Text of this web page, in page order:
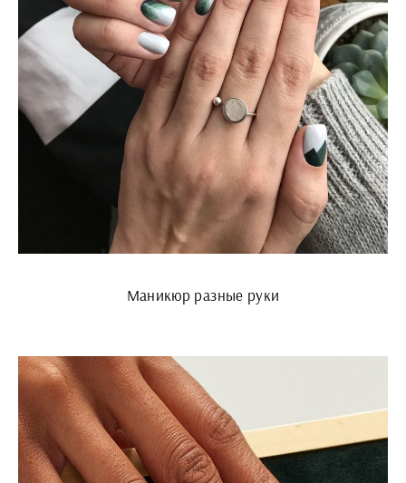
Маникюр разные руки